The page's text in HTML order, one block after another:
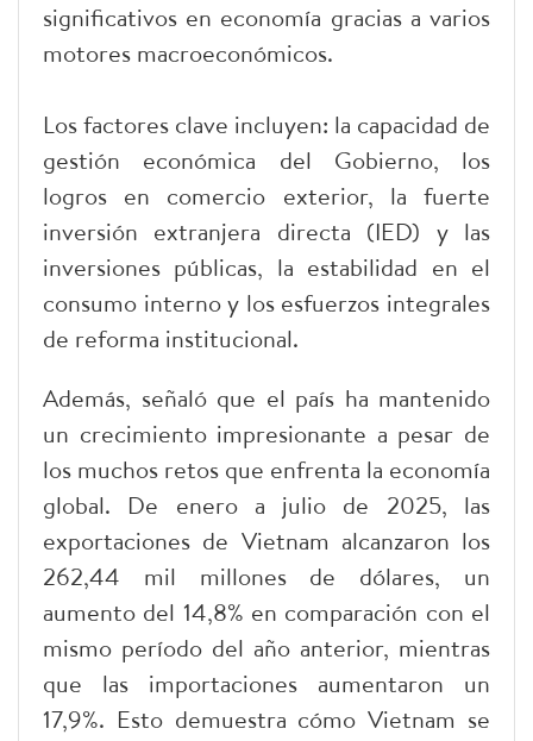
significativos en economía gracias a varios
motores macroeconómicos.
Los factores clave incluyen: la capacidad de
gestión económica del Gobierno, los
logros en comercio exterior, la fuerte
inversión extranjera directa (IED) y las
inversiones públicas, la estabilidad en el
consumo interno y los esfuerzos integrales
de reforma institucional.
Además, señaló que el país ha mantenido
un crecimiento impresionante a pesar de
los muchos retos que enfrenta la economía
global. De enero a julio de 2025, las
exportaciones de Vietnam alcanzaron los
262,44 mil millones de dólares, un
aumento del 14,8% en comparación con el
mismo período del año anterior, mientras
que las importaciones aumentaron un
17,9%. Esto demuestra cómo Vietnam se